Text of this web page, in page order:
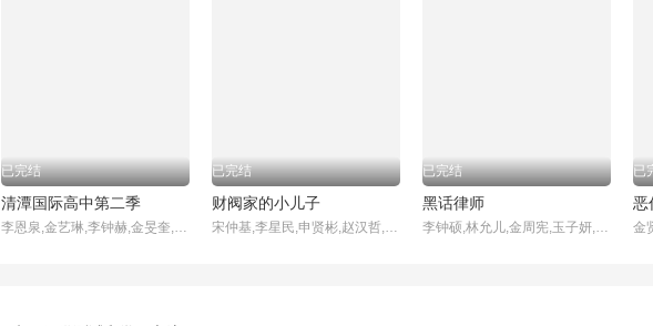
已完结
清潭国际高中第二季
李恩泉,金艺琳,李钟赫,金旻奎,원규빈,张德洙,박시우,张宋允
已完结
财阀家的小儿子
宋仲基,李星民,申贤彬,赵汉哲,金贞兰,朴智炫,姜基栋,金南熙,黄美英,金英在,姜吉宇
已完结
黑话律师
李钟硕,林允儿,金周宪,玉子妍,杨景元,郭东延,吴义植,李宥俊
已
恶